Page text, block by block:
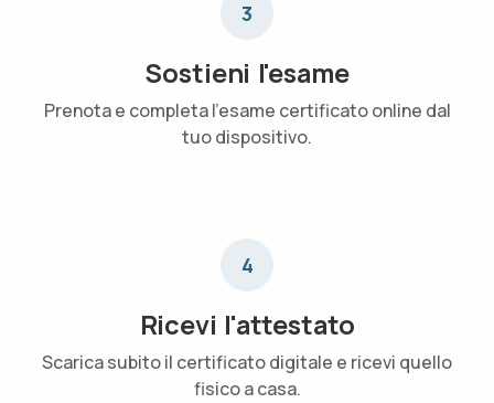
3
Sostieni l'esame
Prenota e completa l'esame certificato online dal
tuo dispositivo.
4
Ricevi l'attestato
Scarica subito il certificato digitale e ricevi quello
fisico a casa.